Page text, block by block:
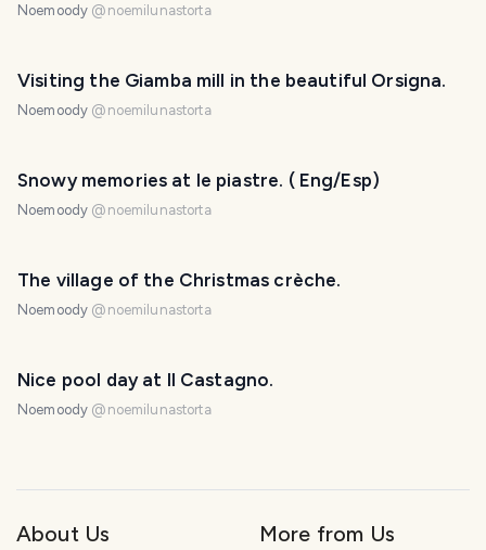
Noemoody @ noemilunastorta
Visiting the Giamba mill in the beautiful Orsigna.
Noemoody @ noemilunastorta
Snowy memories at le piastre. ( Eng/Esp)
Noemoody @ noemilunastorta
The village of the Christmas crèche.
Noemoody @ noemilunastorta
Nice pool day at Il Castagno.
Noemoody @ noemilunastorta
About Us More from Us